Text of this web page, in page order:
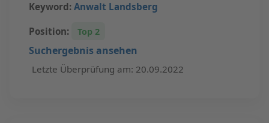
Keyword: Anwalt Landsberg
Position: Top 2
Suchergebnis ansehen
Letzte Überprüfung am: 20.09.2022